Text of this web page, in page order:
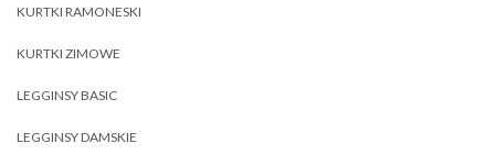
KURTKI RAMONESKI
KURTKI ZIMOWE
LEGGINSY BASIC
LEGGINSY DAMSKIE